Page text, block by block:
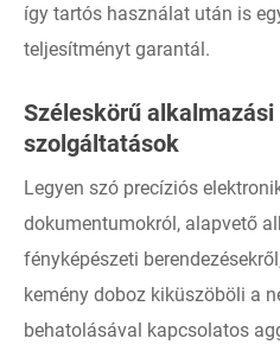
így tartós használat után is
teljesítményt garantál.
Széleskörű
szolgáltatások
Legyen szó precíziós
dokumentumokról, alapvető
fényképészeti
kemény doboz kiküszöböli a
behatolásával kapcsolatos